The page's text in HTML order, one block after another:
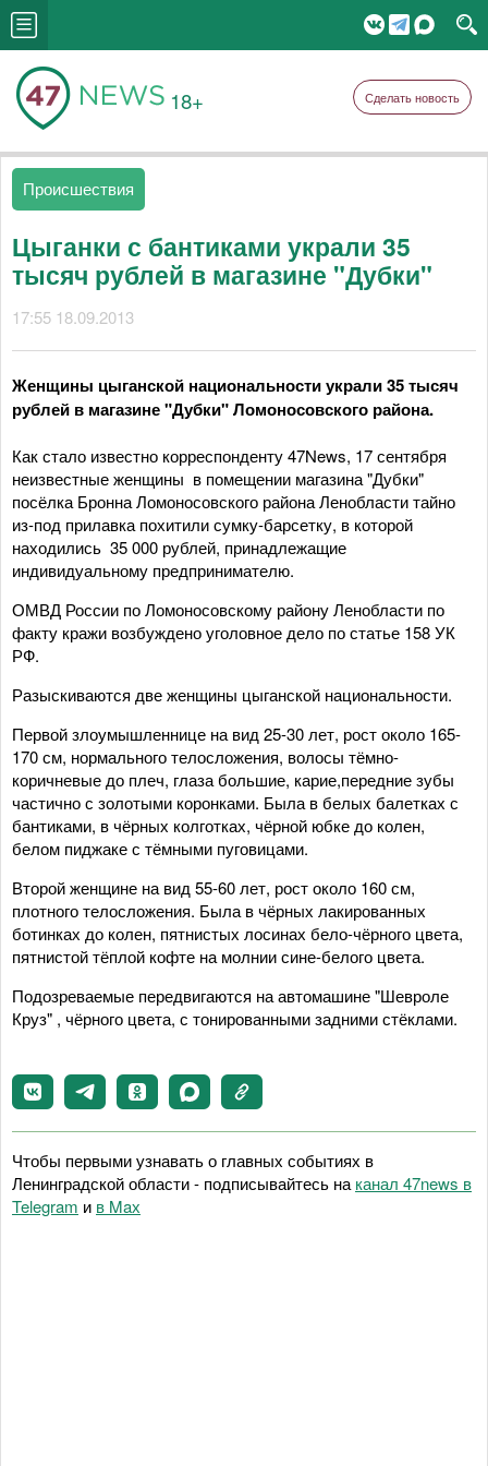
18+ Сделать новость
Происшествия
Цыганки с бантиками украли 35
тысяч рублей в магазине "Дубки"
17:55 18.09.2013
Женщины цыганской национальности украли 35 тысяч
рублей в магазине "Дубки" Ломоносовского района.
Как стало известно корреспонденту 47News, 17 сентября
неизвестные женщины в помещении магазина "Дубки"
посёлка Бронна Ломоносовского района Ленобласти тайно
из-под прилавка похитили сумку-барсетку, в которой
находились 35 000 рублей, принадлежащие
индивидуальному предпринимателю.
ОМВД России по Ломоносовскому району Ленобласти по
факту кражи возбуждено уголовное дело по статье 158 УК
РФ.
Разыскиваются две женщины цыганской национальности.
Первой злоумышленнице на вид 25-30 лет, рост около 165-
170 см, нормального телосложения, волосы тёмно-
коричневые до плеч, глаза большие, карие,передние зубы
частично с золотыми коронками. Была в белых балетках с
бантиками, в чёрных колготках, чёрной юбке до колен,
белом пиджаке с тёмными пуговицами.
Второй женщине на вид 55-60 лет, рост около 160 см,
плотного телосложения. Была в чёрных лакированных
ботинках до колен, пятнистых лосинах бело-чёрного цвета,
пятнистой тёплой кофте на молнии сине-белого цвета.
Подозреваемые передвигаются на автомашине "Шевроле
Круз" , чёрного цвета, с тонированными задними стёклами.
Чтобы первыми узнавать о главных событиях в
Ленинградской области - подписывайтесь на канал 47news в
Telegram и в Maх